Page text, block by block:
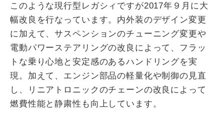
このような現行型レガシィですが2017年９月に大
幅改良を行なっています。内外装のデザイン変更
に加えて、サスペンションのチューニング変更や
電動パワーステアリングの改良によって、フラッ
トな乗り心地と安定感のあるハンドリングを実
現。加えて、エンジン部品の軽量化や制御の見直
し、リニアトロニックのチェーンの改良によって
燃費性能と静粛性も向上しています。